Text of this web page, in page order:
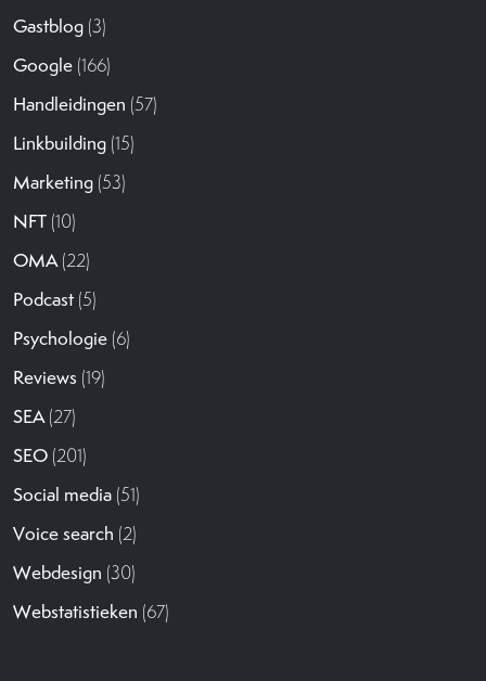
Gastblog (3)
Google (166)
Handleidingen (57)
Linkbuilding (15)
Marketing (53)
NFT (10)
OMA(22)
Podcast (5)
Psychologie (6)
Reviews (19)
SEA(27)
SEO (201)
Social media (51)
Voice search (2)
Webdesign (30)
Webstatistieken (67)